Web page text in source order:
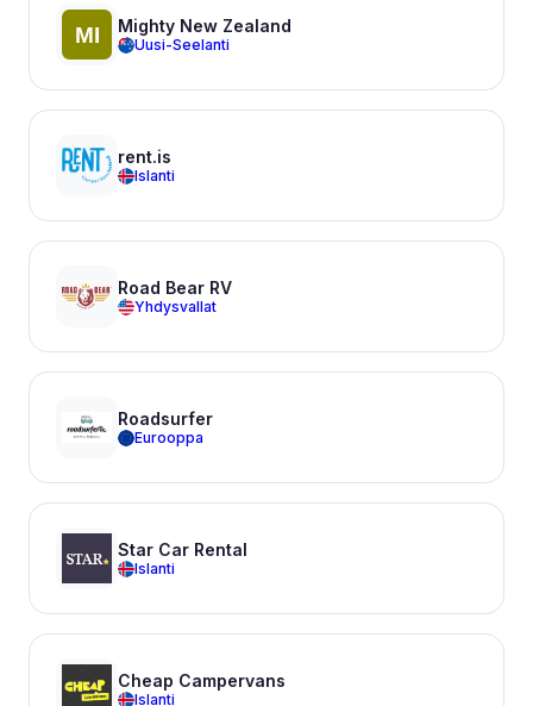
Mighty New Zealand
Uusi-Seelanti
rent.is
Islanti
Road Bear RV
Yhdysvallat
Roadsurfer
Eurooppa
Star Car Rental
Islanti
Cheap Campervans
Islanti